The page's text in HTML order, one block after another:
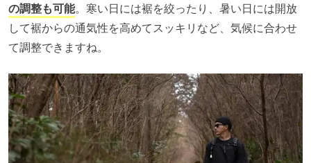
の調整も可能。寒い日には裾を絞ったり、暑い日には開放
して裾からの通気性を高めてスッキリなど、気候に合わせ
て調整できますね。